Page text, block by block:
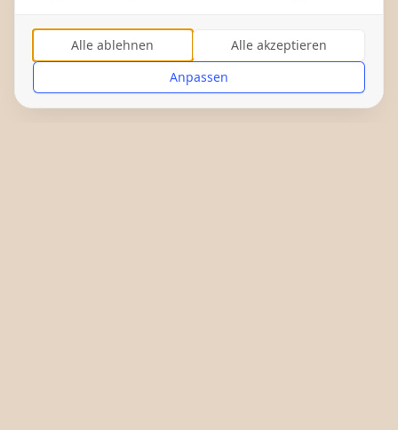
Alle ablehnen
Alle akzeptieren
Anpassen